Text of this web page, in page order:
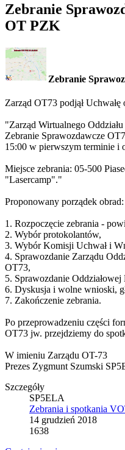
Zebranie
OT PZK
Zebranie
Zarząd OT73 podjął Uchwałę
"Zarząd Wirtualnego
Zebranie Sprawozdawcze
15:00 w pierwszym terminie i
Miejsce zebrania: 05-500
"Lasercamp"."
Proponowany porządek obrad:
1. Rozpoczęcie zebrania -
2. Wybór protokolantów,
3. Wybór Komisji Uchwał i
4. Sprawozdanie Zarządu
OT73,
5. Sprawozdanie
6. Dyskusja i wolne wnioski,
7. Zakończenie zebrania.
Po przeprowadzeniu części
OT73 jw. przejdziemy do
W imieniu Zarządu OT-73
Prezes Zygmunt Szumski
Szczegóły
SP5ELA
Zebrania i spotkania
14 grudzień 2018
1638